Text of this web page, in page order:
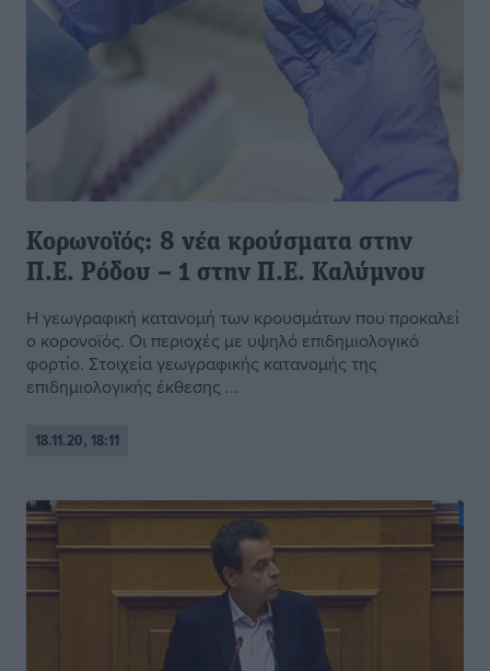
Κορωνοϊός: 8 νέα κρούσματα στην
Π.Ε. Ρόδου – 1 στην Π.Ε. Καλύμνου
H γεωγραφική κατανομή των κρουσμάτων που προκαλεί
ο κορονοϊός. Οι περιοχές με υψηλό επιδημιολογικό
φορτίο. Στοιχεία γεωγραφικής κατανομής της
επιδημιολογικής έκθεσης ...
18.11.20, 18:11